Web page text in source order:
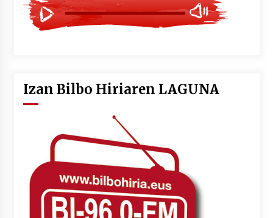
Izan Bilbo Hiriaren LAGUNA